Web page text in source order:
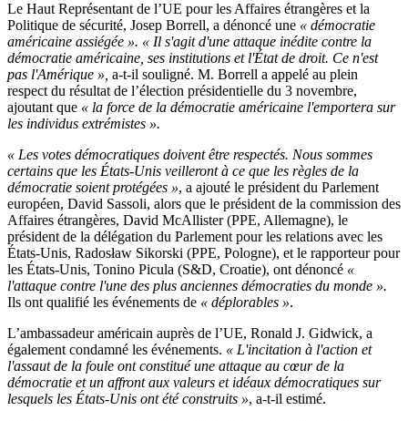
Le Haut Représentant de l’UE pour les Affaires étrangères et la
Politique de sécurité, Josep Borrell, a dénoncé une « démocratie
américaine assiégée ». « Il s'agit d'une attaque inédite contre la
démocratie américaine, ses institutions et l'État de droit. Ce n'est
pas l'Amérique », a-t-il souligné. M. Borrell a appelé au plein
respect du résultat de l’élection présidentielle du 3 novembre,
ajoutant que « la force de la démocratie américaine l'emportera sur
les individus extrémistes ».
« Les votes démocratiques doivent être respectés. Nous sommes
certains que les États-Unis veilleront à ce que les règles de la
démocratie soient protégées », a ajouté le président du Parlement
européen, David Sassoli, alors que le président de la commission des
Affaires étrangères, David McAllister (PPE, Allemagne), le
président de la délégation du Parlement pour les relations avec les
États-Unis, Radosław Sikorski (PPE, Pologne), et le rapporteur pour
les États-Unis, Tonino Picula (S&D, Croatie), ont dénoncé «
l'attaque contre l'une des plus anciennes démocraties du monde ».
Ils ont qualifié les événements de « déplorables ».
L’ambassadeur américain auprès de l’UE, Ronald J. Gidwick, a
également condamné les événements. « L'incitation à l'action et
l'assaut de la foule ont constitué une attaque au cœur de la
démocratie et un affront aux valeurs et idéaux démocratiques sur
lesquels les États-Unis ont été construits », a-t-il estimé.